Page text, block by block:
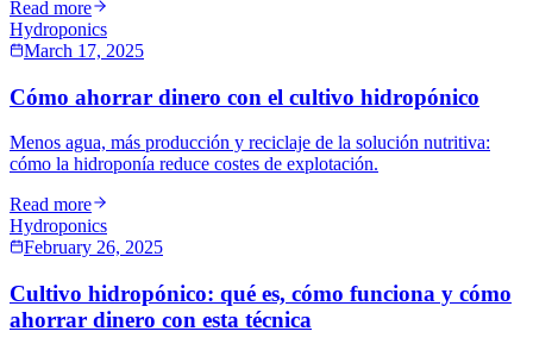
Read more
Hydroponics
March 17, 2025
Cómo ahorrar dinero con el cultivo hidropónico
Menos agua, más producción y reciclaje de la solución nutritiva:
cómo la hidroponía reduce costes de explotación.
Read more
Hydroponics
February 26, 2025
Cultivo hidropónico: qué es, cómo funciona y cómo
ahorrar dinero con esta técnica